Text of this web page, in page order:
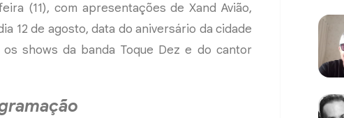
(11), com apresentações de Xand Avião,
12 de agosto, data do aniversário da cidade
shows da banda Toque Dez e do cantor